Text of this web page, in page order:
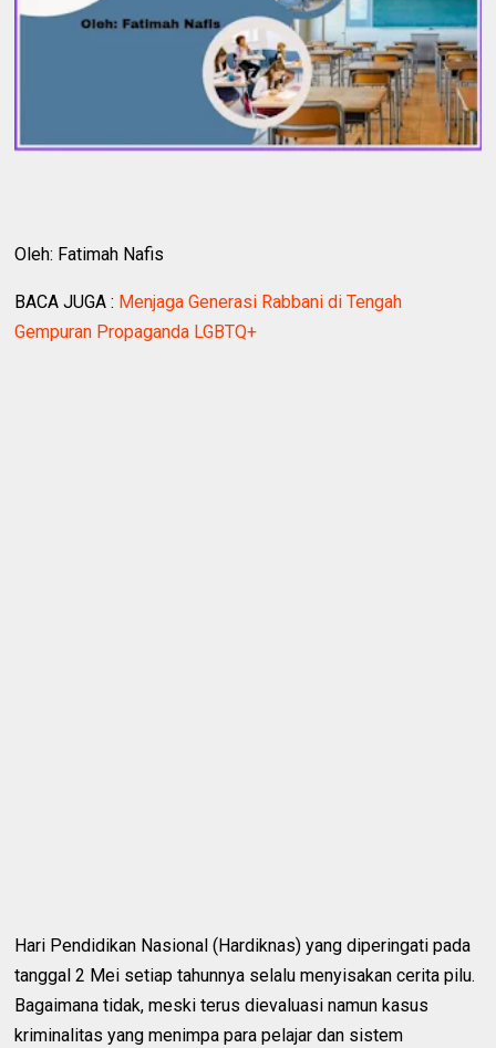
Oleh: Fatimah Nafis
BACA JUGA : Menjaga Generasi Rabbani di Tengah
Gempuran Propaganda LGBTQ+
Hari Pendidikan Nasional (Hardiknas) yang diperingati pada
tanggal 2 Mei setiap tahunnya selalu menyisakan cerita pilu.
Bagaimana tidak, meski terus dievaluasi namun kasus
kriminalitas yang menimpa para pelajar dan sistem